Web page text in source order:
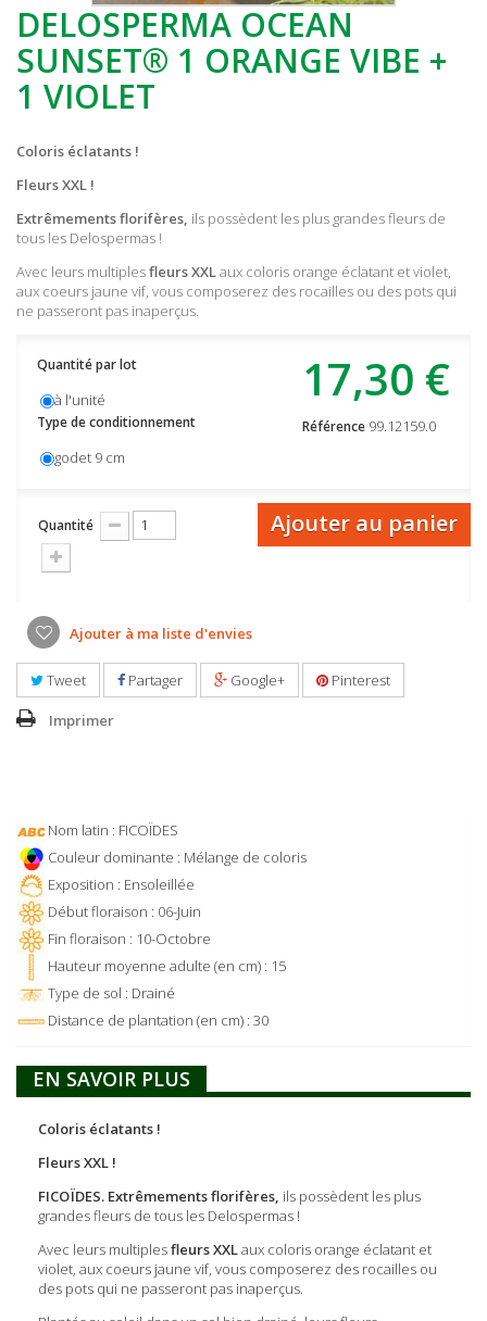
DELOSPERMA OCEAN
SUNSET® 1 ORANGE VIBE +
1 VIOLET
Coloris éclatants !
Fleurs XXL !
Extrêmements florifères, ils possèdent les plus grandes fleurs de
tous les Delospermas !
Avec leurs multiplesfleurs XXLaux coloris orange éclatant et violet,
aux coeurs jaune vif, vous composerez des rocailles ou des pots qui
ne passeront pas inaperçus.
17,30 €
Référence 99.12159.0
Quantité par lot
à l'unité
Type de conditionnement
godet 9 cm
Quantité Ajouter au panier
Ajouter à ma liste d'envies
Tweet Partager Google+ Pinterest
Imprimer
Nom latin : FICOÏDES
Couleur dominante : Mélange de coloris
Exposition : Ensoleillée
Début floraison : 06-Juin
Fin floraison : 10-Octobre
Hauteur moyenne adulte (en cm) : 15
Type de sol : Drainé
Distance de plantation (en cm) : 30
EN SAVOIR PLUS
Coloris éclatants !
Fleurs XXL !
FICOÏDES. Extrêmements florifères, ils possèdent les plus
grandes fleurs de tous les Delospermas !
Avec leurs multiplesfleurs XXLaux coloris orange éclatant et
violet, aux coeurs jaune vif, vous composerez des rocailles ou
des pots qui ne passeront pas inaperçus.